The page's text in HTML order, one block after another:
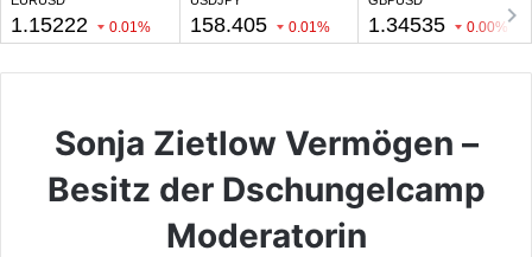
Sonja Zietlow Vermögen –
Besitz der Dschungelcamp
Moderatorin